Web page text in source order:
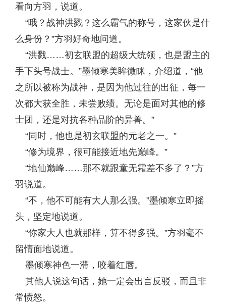
看向方羽，说道。
“哦？战神洪戮？这么霸气的称号，这家伙是什
么身份？”方羽好奇地问道。
“洪戮……初玄联盟的超级大统领，也是盟主的
手下头号战士。”墨倾寒美眸微眯，介绍道，“他
之所以被称为战神，是因为他过往的出征，每一
次都大获全胜，未尝败绩。无论是面对其他的修
士团，还是对抗各种品阶的异兽。”
“同时，他也是初玄联盟的元老之一。”
“修为境界，很可能接近地先巅峰。”
“地仙巅峰……那不就跟童无霜差不多了？”方
羽说道。
“不，他不可能有大人那么强。”墨倾寒立即摇
头，坚定地说道。
“你家大人也就那样，算不得多强。”方羽毫不
留情面地说道。
墨倾寒神色一滞，咬着红唇。
其他人说这句话，她一定会出言反驳，而且非
常愤怒。